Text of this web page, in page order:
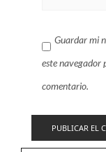
Guardar mi
este navegador
comentario.